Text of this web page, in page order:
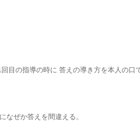
目の指導の時に 答えの導き方を本人の口
なぜか答えを間違える。